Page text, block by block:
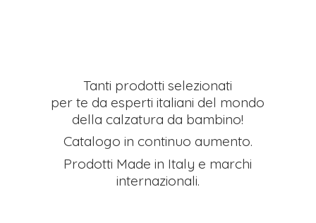
Tanti prodotti selezionati
per te da esperti italiani del mondo
della calzatura da bambino!
Catalogo in continuo aumento.
Prodotti Made in Italy e marchi
internazionali.